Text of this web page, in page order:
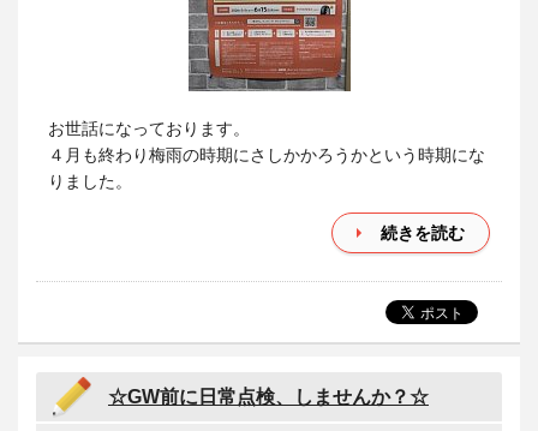
お世話になっております。
４月も終わり梅雨の時期にさしかかろうかという時期にな
りました。
続きを読む
☆GW前に日常点検、しませんか？☆